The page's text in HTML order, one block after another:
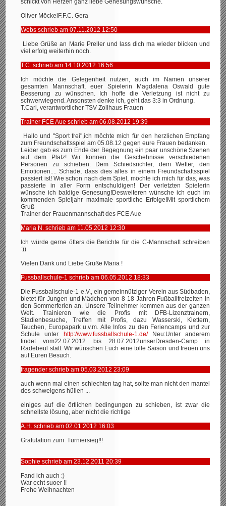
schickt von Herzen ganz liebe Genesungswünsche.
Oliver MöckelF.F.C. Gera
Webs schrieb am 07.11.2012 12:50
Liebe Grüße an Marie Preller und lass dich ma wieder blicken und
viel erfolg weiterhin noch.
T.C. schrieb am 14.10.2012 16:56
Ich möchte die Gelegenheit nutzen, auch im Namen unserer
gesamten Mannschaft, euer Spielerin Magdalena Oswald gute
Besserung zu wünschen. Ich hoffe die Verletzung ist nicht zu
schwerwiegend. Ansonsten denke ich, geht das 3:3 in Ordnung.
T.Carl, verantwortlicher TSV Zollhaus Frauen
Trainer FCE Aue schrieb am 06.08.2012 19:39
Hallo und "Sport frei",ich möchte mich für den herzlichen Empfang
zum Freundschaftsspiel am 05.08.12 gegen eure Frauen bedanken.
Leider gab es zum Ende der Begegnung ein paar unschöne Szenen
auf dem Platz! Wir können die Geschehnisse verschiedenen
Personen zu schieben: Dem Schiedsrichter, dem Wetter, den
Emotionen.... Schade, dass dies alles in einem Freundschaftsspiel
passiert ist! Wie schon nach dem Spiel, möchte ich mich für das, was
passierte in aller Form entschuldigen! Der verletzten Spielerin
wünsche ich baldige Genesung!Desweiteren wünsche ich euch im
kommenden Spieljahr maximale sportliche Erfolge!Mit sportlichem
Gruß
Trainer der Frauenmannschaft des FCE Aue
Maria N. schrieb am 11.05.2012 12:30
Ich würde gerne öfters die Berichte für die C-Mannschaft schreiben
:))
Vielen Dank und Liebe Grüße Maria !
Fussballschule-1 schrieb am 06.05.2012 18:33
Die Fussballschule-1 e.V., ein gemeinnütziger Verein aus Südbaden,
bietet für Jungen und Mädchen von 8-18 Jahren Fußballfreizeiten in
den Sommerferien an. Unsere Teilnehmer kommen aus der ganzen
Welt. Trainieren wie die Profis mit DFB-Lizenztrainern,
Stadienbesuche, Treffen mit Profis, dazu Wasserski, Klettern,
Tauchen, Europapark u.v.m. Alle Infos zu den Feriencamps und zur
Schule unter http://www.fussballschule-1.de/Neu:Unter anderem
findet vom22.07.2012 bis 28.07.2012unserDresden-Camp in
Radebeul statt. Wir wünschen Euch eine tolle Saison und freuen uns
auf Euren Besuch.
fragender schrieb am 05.03.2012 23:09
auch wenn mal einen schlechten tag hat, sollte man nicht den mantel
des schweigens hüllen ...
einiges auf die örtlichen bedingungen zu schieben, ist zwar die
schnellste lösung, aber nicht die richtige
A.H. schrieb am 02.01.2012 16:03
Gratulation zum Turniersieg!!!
Sophie schrieb am 23.12.2011 20:39
Fand ich auch :)
War echt suoer !!
Frohe Weihnachten